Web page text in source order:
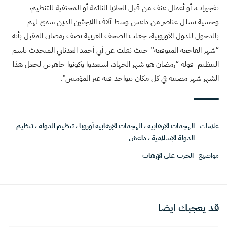
تفجيرات، أو أعمال عنف من قبل الخلايا النائمة أو المختفية للتنظيم،
وخشية تسلل عناصر من داعش وسط آلاف اللاجئين الذين سمح لهم
بالدخول للدول الأوروبية، جعلت الصحف الغربية تصف رمضان المقبل بأنه
“شهر الفاجعة المتوقعة” حيث نقلت عن أبي أحمد العدناني المتحدث باسم
التنظيم قوله “رمضان هو شهر الجهاد، استعدوا وكونوا جاهزين لجعل هذا
الشهر شهر مصيبة في كل مكان يتواجد فيه غير المؤمنين”.
علامات الهجمات الإرهابية،الهجمات الإرهابية أوروبا،تنظيم الدولة،تنظيم
الدولة الإسلامية،داعش
مواضيع الحرب على الإرهاب
قد يعجبك ايضا